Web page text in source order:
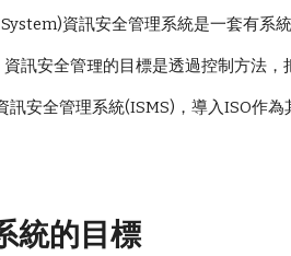
資訊安全管理系統是一套有系統
訊安全管理的目標是透過控制方法，
安全管理系統(ISMS)，導入ISO作
統的目標